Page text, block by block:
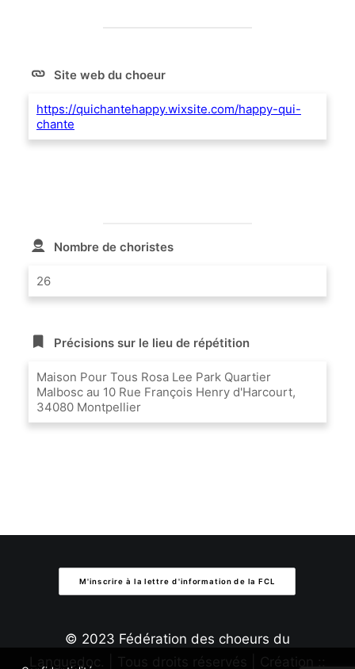
Site web du choeur
https://quichantehappy.wixsite.com/happy-qui-
chante
Nombre de choristes
26
Précisions sur le lieu de répétition
Maison Pour Tous Rosa Lee Park Quartier
Malbosc au 10 Rue François Henry d'Harcourt,
34080 Montpellier
M'inscrire à la lettre d'information de la FCL
© 2023 Fédération des choeurs du
Languedoc. | Tous droits réservés | Création ::